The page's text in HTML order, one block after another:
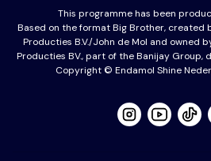
This programme has been
Based on the format Big Brother, created
Producties B.V./John de Mol and owned
Producties BV., part of the Banijay Group,
Copyright © Endamol Shine